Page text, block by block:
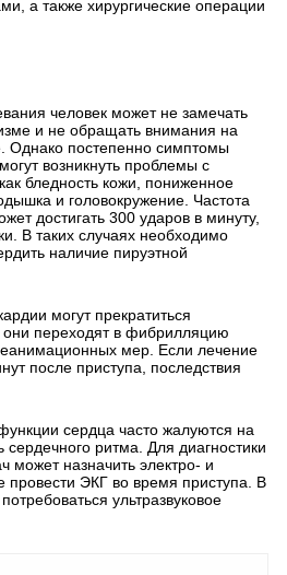
а также хирургические операции
человек может не замечать
и не обращать внимания на
Однако постепенно симптомы
возникнуть проблемы с
бледность кожи, пониженное
и головокружение. Частота
достигать 300 ударов в минуту,
В таких случаях необходимо
наличие пируэтной
могут прекратиться
они переходят в фибрилляцию
мер. Если лечение
после приступа, последствия
сердца часто жалуются на
сердечного ритма. Для диагностики
может назначить электро- и
провести ЭКГ во время приступа. В
ультразвуковое